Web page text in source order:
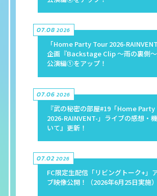
07.08 2026
「Home Party Tour 2026-
企画『Backstage Clip 〜雨の裏側
公演編①をアップ！
07.06 2026
『武の秘密の部屋#19「Home
2026-RAINVENT-」ライブの感想・
いて』更新！
07.02 2026
FC限定生配信「リビングトーク+」
ブ映像公開！（2026年6月25日実施）